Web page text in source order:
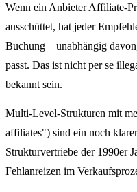
Wenn ein Anbieter Affiliate-
ausschüttet, hat jeder
Buchung – unabhängig
passt. Das ist nicht per se
bekannt sein.
Multi-Level-Strukturen mit
affiliates") sind ein noch
Strukturvertriebe der 1990er
Fehlanreizen im